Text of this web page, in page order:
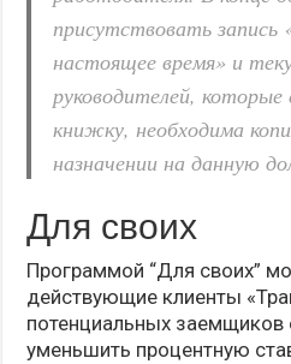
присутствовать запись
настоящее время» и
руководителей,
книжку, необходима
назначении на данную
Для своих
Программой “Для своих”
действующие клиенты
потенциальных заемщиков
уменьшить процентную